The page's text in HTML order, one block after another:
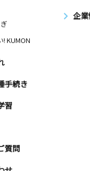
! KUMON
手続き
習
質問
企